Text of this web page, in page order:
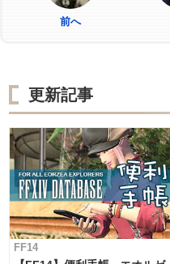
前へ
更新記事
FF14